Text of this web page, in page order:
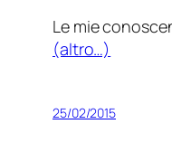
Le mie
(altro…)
25/02/2015